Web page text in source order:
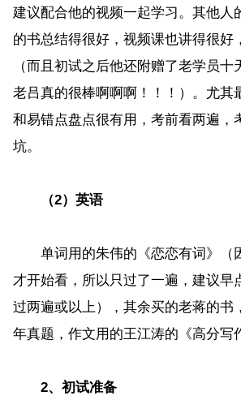
建议配合他的视频一起学习。其他人
的书总结得很好，视频课也讲得很好
（而且初试之后他还附赠了老学员十
老吕真的很棒啊啊啊！！！）。尤其
和易错点盘点很有用，考前看两遍，
坑。
（2）英语
单词用的朱伟的《恋恋有词》（
才开始看，所以只过了一遍，建议早
过两遍或以上），其余买的老蒋的书
年真题，作文用的王江涛的《高分写
2、初试准备